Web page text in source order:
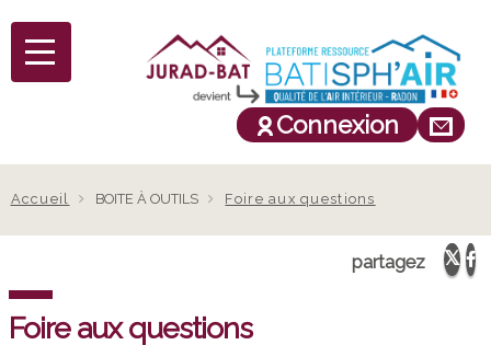
Connexion
d'Ariane
Accueil BOITE À OUTILS Foire aux questions
partagez
Foire aux questions